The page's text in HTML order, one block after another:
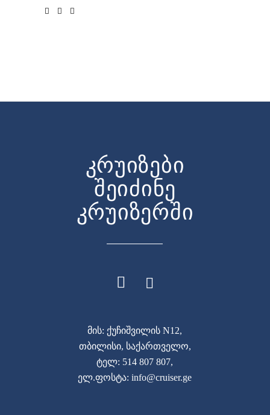
კრუიზები
შეიძინე
კრუიზერში
მის: ქუჩიშვილის N12,
თბილისი, საქართველო,
ტელ: 514 807 807,
ელ.ფოსტა: info@cruiser.ge